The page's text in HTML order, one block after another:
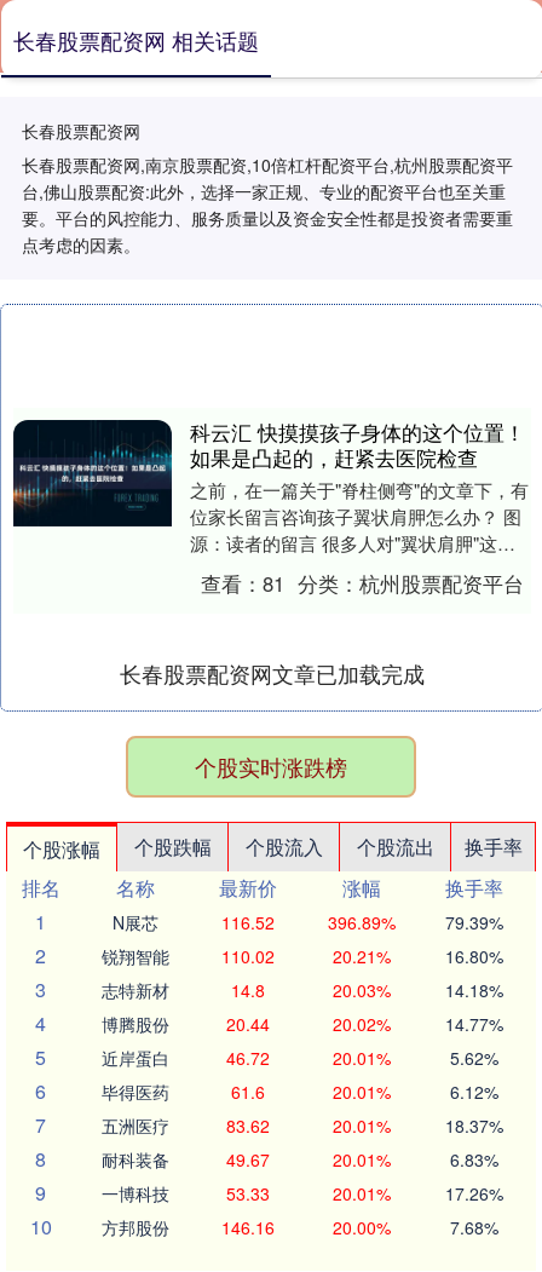
长春股票配资网
长春股票配资网,南京股票配资,10倍杠杆配资平台,杭州股票配资平
台,佛山股票配资:此外，选择一家正规、专业的配资平台也至关重
要。平台的风控能力、服务质量以及资金安全性都是投资者需要重
点考虑的因素。
长春股票配资网 相关话题
科云汇 快摸摸孩子身体的这个位置！
如果是凸起的，赶紧去医院检查
之前，在一篇关于"脊柱侧弯"的文章下，有
位家长留言咨询孩子翼状肩胛怎么办？ 图
源：读者的留言 很多人对"翼状肩胛"这个
词，可能会感到陌生，但如果你家孩子像
下面这....
查看：81 分类：杭州股票配资平台
长春股票配资网文章已加载完成
个股实时涨跌榜
个股涨幅 个股跌幅 个股流入 个股流出
换手率
排名
名称 最新价 涨幅
换手率
1
N展芯 116.52 396.89% 79.39%
2 锐翔智能 110.02 20.21% 16.80%
3 志特新材 14.8 20.03% 14.18%
4 博腾股份 20.44 20.02% 14.77%
5 近岸蛋白 46.72 20.01% 5.62%
6 毕得医药 61.6 20.01% 6.12%
7 五洲医疗 83.62 20.01% 18.37%
8 耐科装备 49.67 20.01% 6.83%
9 一博科技 53.33 20.01% 17.26%
10 方邦股份 146.16 20.00% 7.68%